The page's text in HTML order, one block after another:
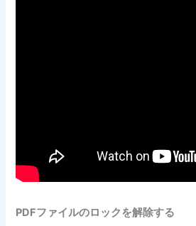
PDFファイルのロックを解除する